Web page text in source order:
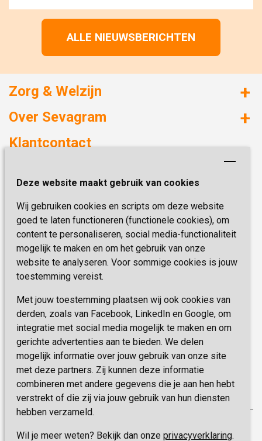
Deze website maakt gebruik van cookies
Wij gebruiken cookies en scripts om deze website
goed te laten functioneren (functionele cookies), om
content te personaliseren, social media-functionaliteit
mogelijk te maken en om het gebruik van onze
website te analyseren. Voor sommige cookies is jouw
toestemming vereist.
Met jouw toestemming plaatsen wij ook cookies van
derden, zoals van Facebook, LinkedIn en Google, om
integratie met social media mogelijk te maken en om
gerichte advertenties aan te bieden. We delen
mogelijk informatie over jouw gebruik van onze site
met deze partners. Zij kunnen deze informatie
combineren met andere gegevens die je aan hen hebt
verstrekt of die zij via jouw gebruik van hun diensten
hebben verzameld.
Wil je meer weten? Bekijk dan onze privacyverklaring.
ALLE NIEUWSBERICHTEN
Zorg & Welzijn
Huizen met zorg
Onze specialiteiten
Over Sevagram
Duurzaamheid
Kwaliteit & Klantbeleving
Missie & Visie
Vastgoed
Innovatie
Klantcontact
6419 PB Heerlen
Telefoon:0900 777 4 777
E-mail:zorgbemiddeling@sevagram.nl
Schrijf je nu in!
Blijf op de hoogte van de laatste activiteiten en
nieuwtjes met onze nieuwsbrief
INSCHRIJVEN